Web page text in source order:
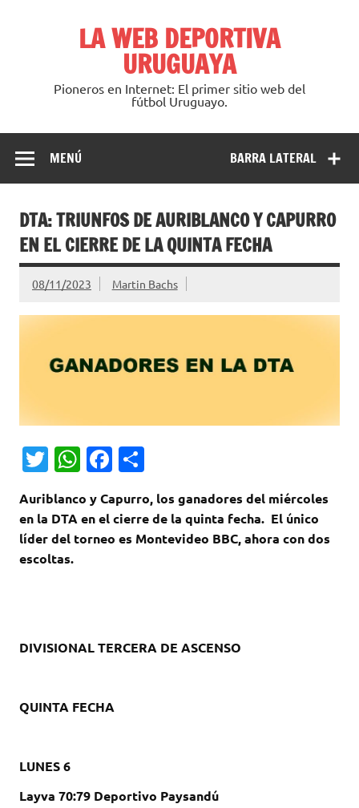
LA WEB DEPORTIVA
URUGUAYA
Pioneros en Internet: El primer sitio web del
fútbol Uruguayo.
BARRA LATERAL
MENÚ
DTA: TRIUNFOS DE AURIBLANCO Y CAPURRO
EN EL CIERRE DE LA QUINTA FECHA
08/11/2023 Martin Bachs
T
it
te
r
W
at
s
Fa
e
b
m
p
Auriblanco y Capurro, los ganadores del miércoles
en la DTA en el cierre de la quinta fecha. El único
líder del torneo es Montevideo BBC, ahora con dos
escoltas.
DIVISIONAL TERCERA DE ASCENSO
QUINTA FECHA
LUNES 6
Layva 70:79 Deportivo Paysandú